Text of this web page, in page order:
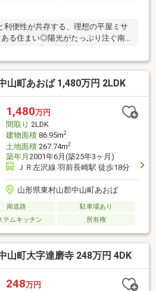
利便性が共存する、理想の平屋ミサ
る住まい◎陽光がたっぷり注ぐ南
校へも徒歩10分と生活環境が整っ
の安心感と、駐車場の拡張も可能な
境で、賢くコンパクトに暮らしたい
山町あおば 1,480万円 2LDK
1,480万円
間取り 2LDK
建物面積86.95m2
土地面積267.74m2
築年月 2001年6月(築25年3ヶ月)
ＪＲ左沢線 羽前長崎駅 徒歩18分
山形県東村山郡中山町あおば
南道路
駐車場あり
テムキッチン 所有権
山町大字達磨寺 248万円 4DK
248万円